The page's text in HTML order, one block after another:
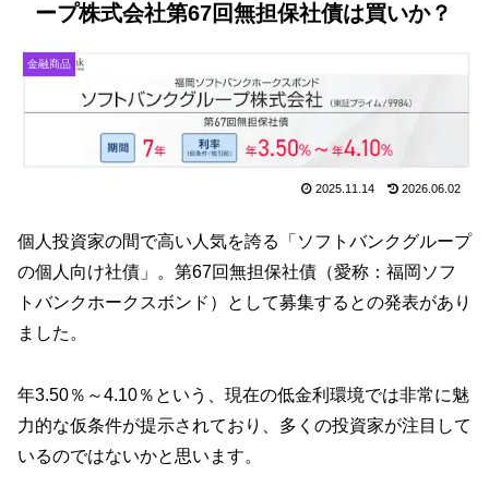
ープ株式会社第67回無担保社債は買いか？
金融商品
2025.11.14 2026.06.02
個人投資家の間で高い人気を誇る「ソフトバンクグループ
の個人向け社債」。第67回無担保社債（愛称：福岡ソフ
トバンクホークスボンド）として募集するとの発表があり
ました。
年3.50％～4.10％という、現在の低金利環境では非常に魅
力的な仮条件が提示されており、多くの投資家が注目して
いるのではないかと思います。